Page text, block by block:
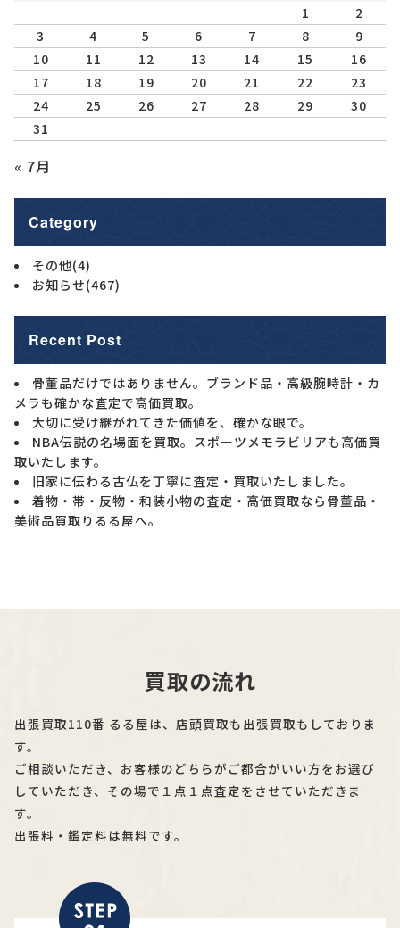
1
2
3
4 5 6 7 8
9
10
11 12 13 14 15
16
17
18 19 20 21 22
23
24
25 26 27 28 29
30
31
« 7月
Category
その他(4)
お知らせ(467)
Recent Post
骨董品だけではありません。ブランド品・高級腕時計・カ
メラも確かな査定で高価買取。
大切に受け継がれてきた価値を、確かな眼で。
NBA伝説の名場面を買取。スポーツメモラビリアも高価買
取いたします。
旧家に伝わる古仏を丁寧に査定・買取いたしました。
着物・帯・反物・和装小物の査定・高価買取なら骨董品・
美術品買取りるる屋へ。
買取の流れ
出張買取110番 るる屋は、店頭買取も出張買取もしておりま
す。
ご相談いただき、お客様のどちらがご都合がいい方をお選び
していただき、その場で１点１点査定をさせていただきま
す。
出張料・鑑定料は無料です。